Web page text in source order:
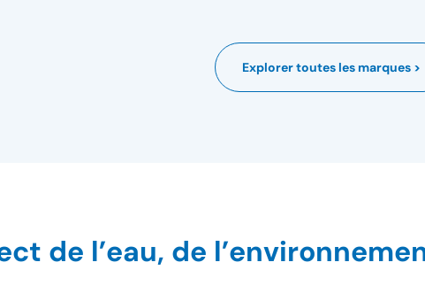
Explorer toutes les marques >
de l’eau, de